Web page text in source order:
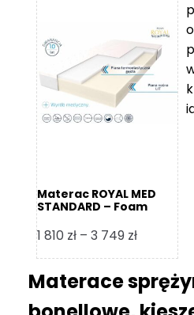
119 zł
do
11
670 zł
Materac ROYAL MED
STANDARD – Foam
1 810 zł – 3 749 złZakres
cen:
od
1
Materace